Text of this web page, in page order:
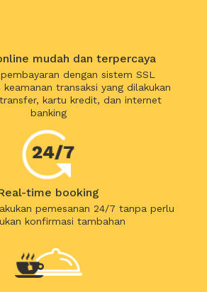
mudah dan terpercaya
dengan sistem SSL
keamanan transaksi yang dilakukan
kartu kredit, dan internet
banking
time booking
pemesanan 24/7 tanpa perlu
konfirmasi tambahan